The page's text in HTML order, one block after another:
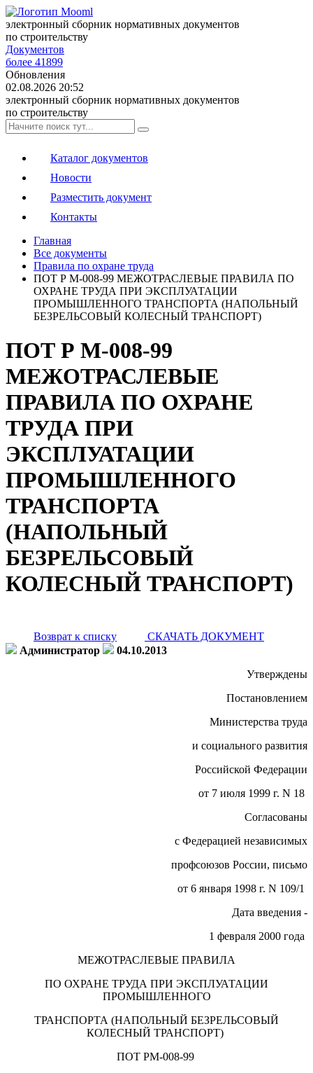
электронный сборник нормативных документов
по строительству
Документов
более 41899
Обновления
02.08.2026 20:52
электронный сборник нормативных документов
по строительству
Каталог документов
Новости
Разместить документ
Контакты
Главная
Все документы
Правила по охране труда
ПОТ Р М-008-99 МЕЖОТРАСЛЕВЫЕ ПРАВИЛА ПО
ОХРАНЕ ТРУДА ПРИ ЭКСПЛУАТАЦИИ
ПРОМЫШЛЕННОГО ТРАНСПОРТА (НАПОЛЬНЫЙ
БЕЗРЕЛЬСОВЫЙ КОЛЕСНЫЙ ТРАНСПОРТ)
ПОТ Р М-008-99
МЕЖОТРАСЛЕВЫЕ
ПРАВИЛА ПО ОХРАНЕ
ТРУДА ПРИ
ЭКСПЛУАТАЦИИ
ПРОМЫШЛЕННОГО
ТРАНСПОРТА
(НАПОЛЬНЫЙ
БЕЗРЕЛЬСОВЫЙ
КОЛЕСНЫЙ ТРАНСПОРТ)
Возврат к списку
СКАЧАТЬ ДОКУМЕНТ
Администратор
04.10.2013
Утверждены
Постановлением
Министерства труда
и социального развития
Российской Федерации
от 7 июля 1999 г. N 18
Согласованы
с Федерацией независимых
профсоюзов России, письмо
от 6 января 1998 г. N 109/1
Дата введения -
1 февраля 2000 года
МЕЖОТРАСЛЕВЫЕ ПРАВИЛА
ПО ОХРАНЕ ТРУДА ПРИ ЭКСПЛУАТАЦИИ
ПРОМЫШЛЕННОГО
ТРАНСПОРТА (НАПОЛЬНЫЙ БЕЗРЕЛЬСОВЫЙ
КОЛЕСНЫЙ ТРАНСПОРТ)
ПОТ РМ-008-99